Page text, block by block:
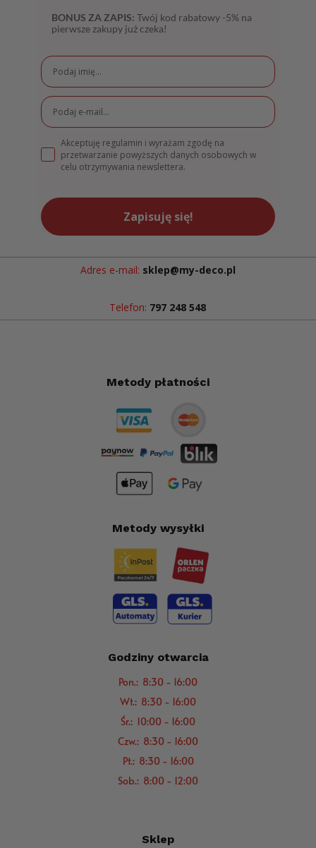
BONUS ZA ZAPIS: Twój kod rabatowy -5% na
pierwsze zakupy już czeka!
Akceptuję regulamin i wyrażam zgodę na
przetwarzanie powyższych danych osobowych w
celu otrzymywania newslettera.
Zapisuję się!
Adres e-mail: sklep@my-deco.pl
Telefon: 797 248 548
Metody płatności
Metody wysyłki
Godziny otwarcia
Pon.: 8:30 - 16:00
Wt.: 8:30 - 16:00
Śr.: 10:00 - 16:00
Czw.: 8:30 - 16:00
Pt.: 8:30 - 16:00
Sob.: 8:00 - 12:00
Sklep